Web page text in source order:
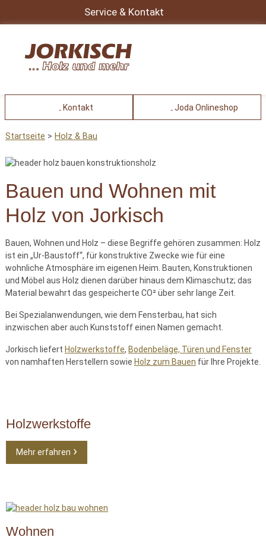
Service & Kontakt
Kontakt Joda Onlineshop
Startseite Holz & Bau
Bauen und Wohnen mit
Holz von Jorkisch
Bauen, Wohnen und Holz – diese Begriffe gehören zusammen: Holz
ist ein „Ur-Baustoff“, für konstruktive Zwecke wie für eine
wohnliche Atmosphäre im eigenen Heim. Bauten, Konstruktionen
und Möbel aus Holz dienen darüber hinaus dem Klimaschutz; das
Material bewahrt das gespeicherte CO² über sehr lange Zeit.
Bei Spezialanwendungen, wie dem Fensterbau, hat sich
inzwischen aber auch Kunststoff einen Namen gemacht.
Jorkisch liefert Holzwerkstoffe, Bodenbeläge, Türen und Fenster
von namhaften Herstellern sowie Holz zum Bauen für Ihre Projekte.
Holzwerkstoffe
Mehr erfahren
Wohnen